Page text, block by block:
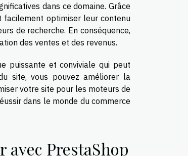
dans ce domaine. Grâce
facilement optimiser leur contenu
de recherche. En conséquence,
des ventes et des revenus.
puissante et conviviale qui peut
site, vous pouvez améliorer la
votre site pour les moteurs de
dans le monde du commerce
PrestaShop